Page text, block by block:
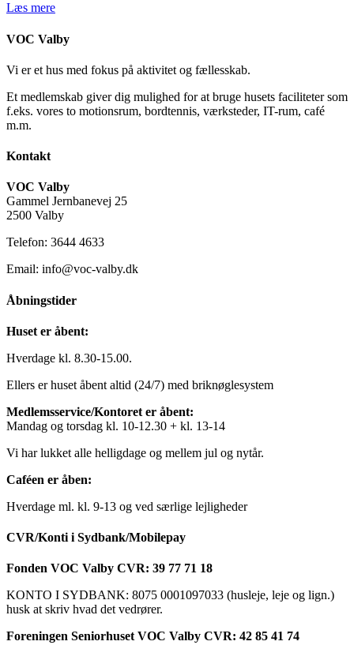
Læs mere
VOC Valby
Vi er et hus med fokus på aktivitet og fællesskab.
Et medlemskab giver dig mulighed for at bruge husets faciliteter som
f.eks. vores to motionsrum, bordtennis, værksteder, IT-rum, café
m.m.
Kontakt
VOC Valby
Gammel Jernbanevej 25
2500 Valby
Telefon: 3644 4633
Email: info@voc-valby.dk
Åbningstider
Huset er åbent:
Hverdage kl. 8.30-15.00.
Ellers er huset åbent altid (24/7) med briknøglesystem
Medlemsservice/Kontoret er åbent:
Mandag og torsdag kl. 10-12.30 + kl. 13-14
Vi har lukket alle helligdage og mellem jul og nytår.
Caféen er åben:
Hverdage ml. kl. 9-13 og ved særlige lejligheder
CVR/Konti i Sydbank/Mobilepay
Fonden VOC Valby CVR: 39 77 71 18
KONTO I SYDBANK: 8075 0001097033 (husleje, leje og lign.)
husk at skriv hvad det vedrører.
Foreningen Seniorhuset VOC Valby CVR: 42 85 41 74